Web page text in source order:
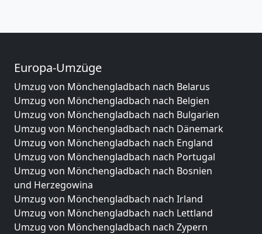
Europa-Umzüge
Umzug von Mönchengladbach nach Belarus
Umzug von Mönchengladbach nach Belgien
Umzug von Mönchengladbach nach Bulgarien
Umzug von Mönchengladbach nach Dänemark
Umzug von Mönchengladbach nach England
Umzug von Mönchengladbach nach Portugal
Umzug von Mönchengladbach nach Bosnien
und Herzegowina
Umzug von Mönchengladbach nach Irland
Umzug von Mönchengladbach nach Lettland
Umzug von Mönchengladbach nach Zypern